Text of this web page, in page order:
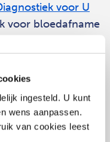
ingesteld. U kunt
wens aanpassen.
van cookies leest
voor U
voor bloedafname